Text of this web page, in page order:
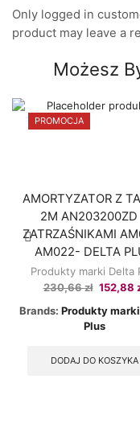
Only logged in
product may leave a
Możesz
PROMOCJA
AMORTYZATOR Z
2M AN203200ZD
ZATRZAŚNIKAMI
AM022- DELTA
Produkty marki Delta
230,66zł Original
was:
230,66 zł.
152,88
Brands: Produkty
Plus
DODAJ DO KOSZYKA